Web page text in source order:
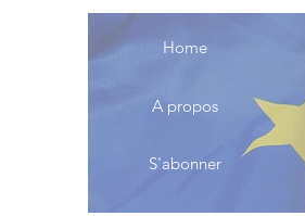
Home
A propos
S'abonner